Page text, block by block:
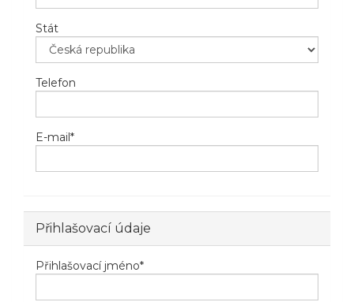
Stát
Telefon
E-mail*
Přihlašovací údaje
Přihlašovací jméno*